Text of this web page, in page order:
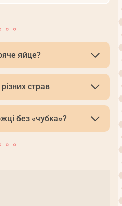
яйце?
страв
без «чубка»?